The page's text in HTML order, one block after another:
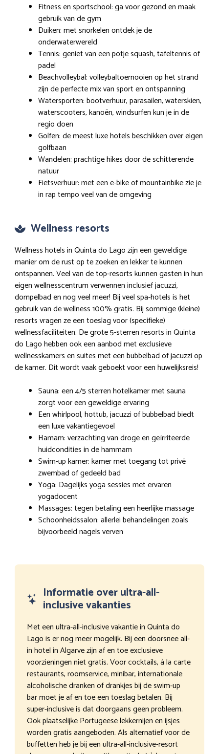
Fitness en sportschool: ga voor gezond en maak
gebruik van de gym
Duiken: met snorkelen ontdek je de
onderwaterwereld
Tennis: geniet van een potje squash, tafeltennis of
padel
Beachvolleybal: volleybaltoernooien op het strand
zijn de perfecte mix van sport en ontspanning
Watersporten: bootverhuur, parasailen, waterskiën,
waterscooters, kanoën, windsurfen kun je in de
regio doen
Golfen: de meest luxe hotels beschikken over eigen
golfbaan
Wandelen: prachtige hikes door de schitterende
natuur
Fietsverhuur: met een e-bike of mountainbike zie je
in rap tempo veel van de omgeving
Wellness resorts
Wellness hotels in Quinta do Lago zijn een geweldige
manier om de rust op te zoeken en lekker te kunnen
ontspannen. Veel van de top-resorts kunnen gasten in hun
eigen wellnesscentrum verwennen inclusief jacuzzi,
dompelbad en nog veel meer! Bij veel spa-hotels is het
gebruik van de wellness 100% gratis. Bij sommige (kleine)
resorts vragen ze een toeslag voor (specifieke)
wellnessfaciliteiten. De grote 5-sterren resorts in Quinta
do Lago hebben ook een aanbod met exclusieve
wellnesskamers en suites met een bubbelbad of jacuzzi op
de kamer. Dit wordt vaak geboekt voor een huwelijksreis!
Sauna: een 4/5 sterren hotelkamer met sauna
zorgt voor een geweldige ervaring
Een whirlpool, hottub, jacuzzi of bubbelbad biedt
een luxe vakantiegevoel
Hamam: verzachting van droge en geïrriteerde
huidcondities in de hammam
Swim-up kamer: kamer met toegang tot privé
zwembad of gedeeld bad
Yoga: Dagelijks yoga sessies met ervaren
yogadocent
Massages: tegen betaling een heerlijke massage
Schoonheidssalon: allerlei behandelingen zoals
bijvoorbeeld nagels verven
Informatie over ultra-all-
inclusive vakanties
Met een ultra-all-inclusive vakantie in Quinta do
Lago is er nog meer mogelijk. Bij een doorsnee all-
in hotel in Algarve zijn af en toe exclusieve
voorzieningen niet gratis. Voor cocktails, à la carte
restaurants, roomservice, minibar, internationale
alcoholische dranken of drankjes bij de swim-up
bar moet je af en toe een toeslag betalen. Bij
super-inclusive is dat doorgaans geen probleem.
Ook plaatselijke Portugeese lekkernijen en ijsjes
worden gratis aangeboden. Als alternatief voor de
buffetten heb je bij een ultra-all-inclusive-resort